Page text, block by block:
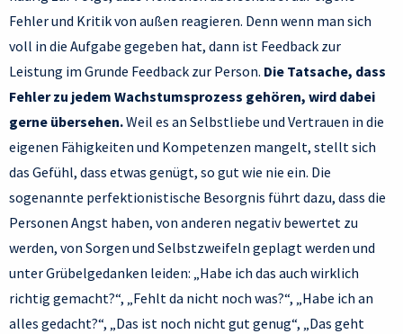
Fehler und Kritik von außen reagieren. Denn wenn man sich
voll in die Aufgabe gegeben hat, dann ist Feedback zur
Leistung im Grunde Feedback zur Person. Die Tatsache, dass
Fehler zu jedem Wachstumsprozess gehören, wird dabei
gerne übersehen.Weil es an Selbstliebe und Vertrauen in die
eigenen Fähigkeiten und Kompetenzen mangelt, stellt sich
das Gefühl, dass etwas genügt, so gut wie nie ein. Die
sogenannte perfektionistische Besorgnis führt dazu, dass die
Personen Angst haben, von anderen negativ bewertet zu
werden, von Sorgen und Selbstzweifeln geplagt werden und
unter Grübelgedanken leiden: „Habe ich das auch wirklich
richtig gemacht?“, „Fehlt da nicht noch was?“, „Habe ich an
alles gedacht?“, „Das ist noch nicht gut genug“, „Das geht